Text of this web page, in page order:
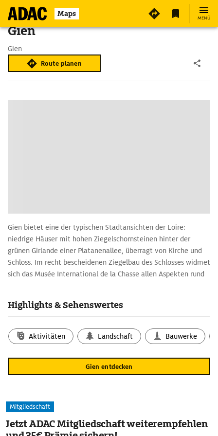
Maps MENÜ
Gien
Gien
Route planen
Gien bietet eine der ­typischen Stadtansichten der Loire:
niedrige Häuser mit hohen Ziegelschornsteinen hinter der
grünen Girlande einer Platanenallee, überragt von Kirche und
Schloss. Im recht bescheidenen Ziegelbau des Schlosses widmet
sich das Musée International de la Chasse allen Aspekten rund
Varianten des einst königlichen Sports illustrieren. Berühmt ist
historischer kunsthandwerklicher Keramiken veranschaulicht
das Musée de la Faïencerie, welches im Felsenkeller der alten
Fayencefabrik eingerichtet ist, rund 200 Jahre Fayencekunst
sowie den Wandel von Form, Dekor und Technik.
Highlights & Sehenswertes
Aktivitäten Landschaft Bauwerke
Gien entdecken
Mitgliedschaft
Jetzt ADAC Mitgliedschaft weiterempfehlen